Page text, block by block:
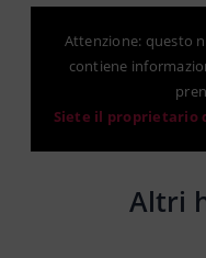
Attenzione: questo
contiene
Siete il proprietario
Altri